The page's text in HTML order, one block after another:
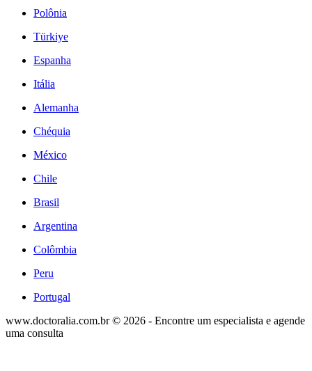
Polônia
Türkiye
Espanha
Itália
Alemanha
Chéquia
México
Chile
Brasil
Argentina
Colômbia
Peru
Portugal
www.doctoralia.com.br © 2026 - Encontre um especialista e agende
uma consulta